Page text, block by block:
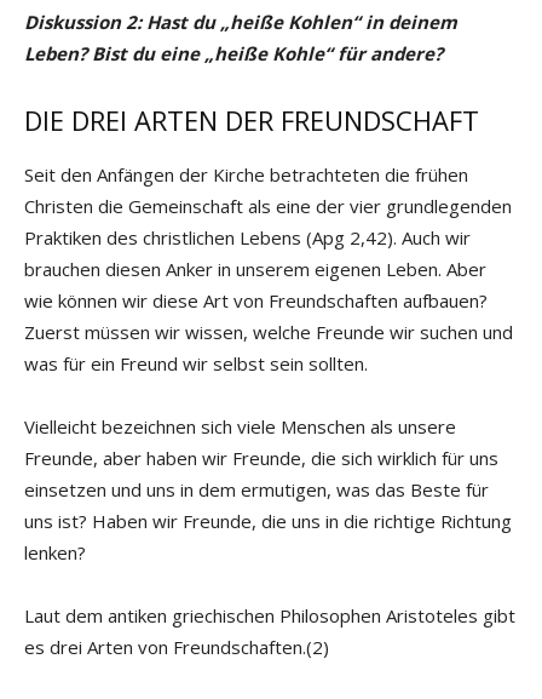
Diskussion 2: Hast du „heiße Kohlen“ in deinem
Leben? Bist du eine „heiße Kohle“ für andere?
DIE DREI ARTEN DER FREUNDSCHAFT
Seit den Anfängen der Kirche betrachteten die frühen
Christen die Gemeinschaft als eine der vier grundlegenden
Praktiken des christlichen Lebens (Apg 2,42). Auch wir
brauchen diesen Anker in unserem eigenen Leben. Aber
wie können wir diese Art von Freundschaften aufbauen?
Zuerst müssen wir wissen, welche Freunde wir suchen und
was für ein Freund wir selbst sein sollten.
Vielleicht bezeichnen sich viele Menschen als unsere
Freunde, aber haben wir Freunde, die sich wirklich für uns
einsetzen und uns in dem ermutigen, was das Beste für
uns ist? Haben wir Freunde, die uns in die richtige Richtung
lenken?
Laut dem antiken griechischen Philosophen Aristoteles gibt
es drei Arten von Freundschaften.(2)